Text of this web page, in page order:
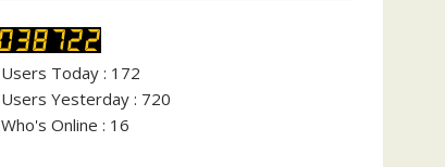
Users Today : 172
Users Yesterday : 720
Who's Online : 16